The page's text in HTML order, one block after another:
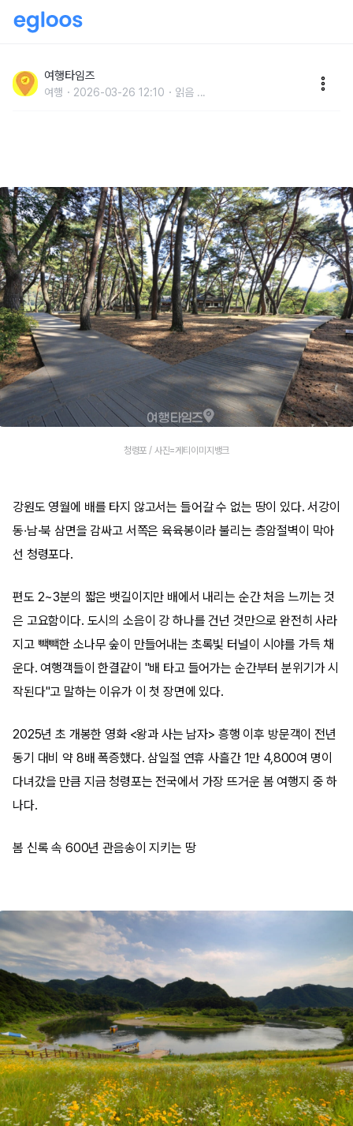
2달을 살았던 봄 역사 여행지
여행타임즈
여행 2026-03-26 12:10 읽음 ...
청령포 / 사진=게티이미지뱅크
강원도 영월에 배를 타지 않고서는 들어갈 수 없는 땅이 있다. 서강이
동·남·북 삼면을 감싸고 서쪽은 육육봉이라 불리는 층암절벽이 막아
선 청령포다.
편도 2~3분의 짧은 뱃길이지만 배에서 내리는 순간 처음 느끼는 것
은 고요함이다. 도시의 소음이 강 하나를 건넌 것만으로 완전히 사라
지고 빽빽한 소나무 숲이 만들어내는 초록빛 터널이 시야를 가득 채
운다. 여행객들이 한결같이 "배 타고 들어가는 순간부터 분위기가 시
작된다"고 말하는 이유가 이 첫 장면에 있다.
2025년 초 개봉한 영화 <왕과 사는 남자> 흥행 이후 방문객이 전년
동기 대비 약 8배 폭증했다. 삼일절 연휴 사흘간 1만 4,800여 명이
다녀갔을 만큼 지금 청령포는 전국에서 가장 뜨거운 봄 여행지 중 하
나다.
봄 신록 속 600년 관음송이 지키는 땅